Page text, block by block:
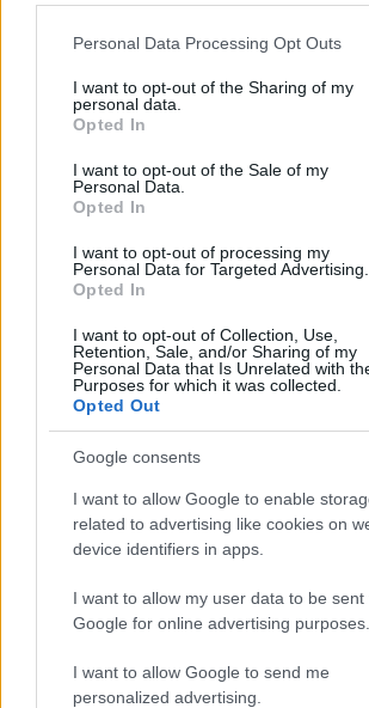
Please note that this website/app uses one
not limited to your visit or usage behaviour.
grant or deny consent to Google and its
use your data for below specified purposes
consent section.
Personal Data Processing Opt Outs
I want to opt-out of the Sharing of my
personal data.
Opted In
I want to opt-out of the Sale of my
Personal Data.
Opted In
I want to opt-out of processing my
Personal Data for Targeted Advertising.
Opted In
I want to opt-out of Collection, Use,
Retention, Sale, and/or Sharing of my
Personal Data that Is Unrelated with
Purposes for which it was collected.
Opted Out
Google consents
I want to allow Google to enable
related to advertising like cookies on
device identifiers in apps.
I want to allow my user data to be sent
Google for online advertising purposes.
I want to allow Google to send me
personalized advertising.
Hírlevél
Adja meg keresztnevét:
meg e-mail címét:
Megismertem és elfogadom aGDPR-
Nem szeretne lemaradni semmiről? Csak egy
legfrissebb információkkal és exkluzív
postaládájába érkezik!